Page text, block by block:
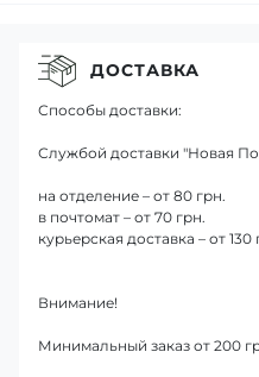
ДОСТАВКА
Способы доставки:
Службой доставки "Новая
на отделение – от 80 грн.
в почтомат – от 70 грн.
курьерская доставка – от 130
Внимание!
Минимальный заказ от 200